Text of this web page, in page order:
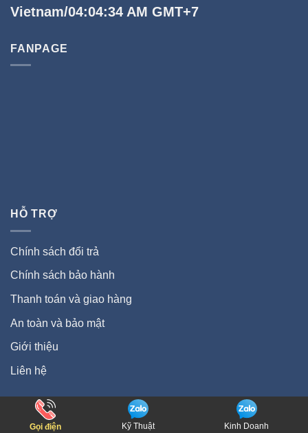
Vietnam/04:04:34 AM GMT+7
FANPAGE
HỖ TRỢ
Chính sách đổi trả
Chính sách bảo hành
Thanh toán và giao hàng
An toàn và bảo mật
Giới thiệu
Liên hệ
Copyright 2026 © Robot nội địa Nhật
Gọi điện Kỹ Thuật Kinh Doanh